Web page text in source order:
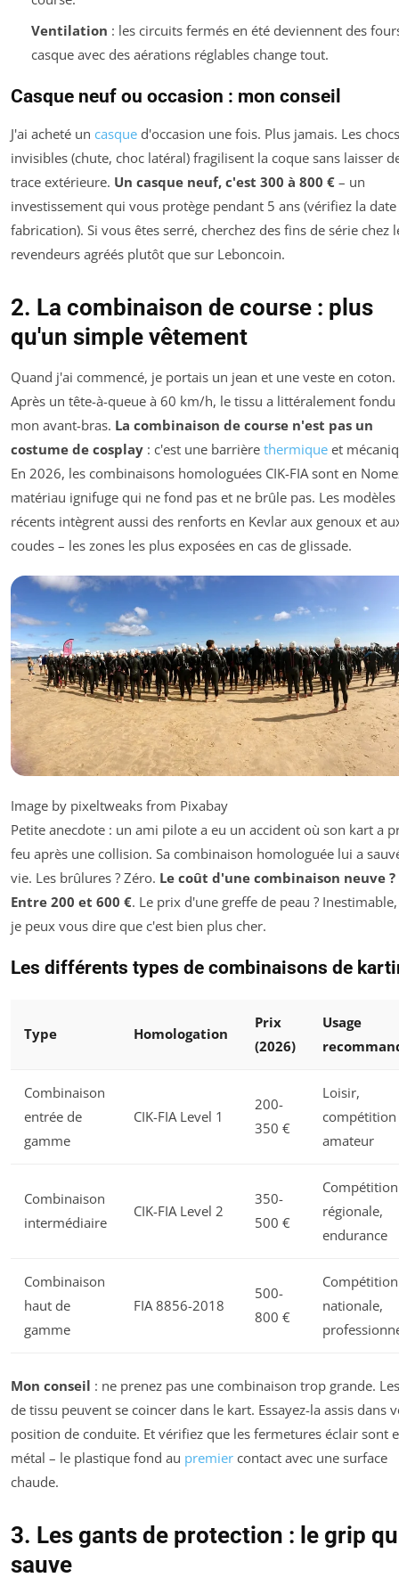
Ventilation : les circuits fermés en été deviennent des
casque avec des aérations réglables change tout.
Casque neuf ou occasion : mon conseil
J'ai acheté un casque d'occasion une fois. Plus jamais. Les chocs
invisibles (chute, choc latéral) fragilisent la coque sans laisser
trace extérieure. Un casque neuf, c'est 300 à 800 € – un
investissement qui vous protège pendant 5 ans (vérifiez la
fabrication). Si vous êtes serré, cherchez des fins de série chez
revendeurs agréés plutôt que sur Leboncoin.
2. La combinaison de course : plus
qu'un simple vêtement
Quand j'ai commencé, je portais un jean et une veste en coton.
Après un tête-à-queue à 60 km/h, le tissu a littéralement fondu
mon avant-bras. La combinaison de course n'est pas un
costume de cosplay : c'est une barrière thermique et
En 2026, les combinaisons homologuées CIK-FIA sont en
matériau ignifuge qui ne fond pas et ne brûle pas. Les modèles
récents intègrent aussi des renforts en Kevlar aux genoux et
coudes – les zones les plus exposées en cas de glissade.
Image by pixeltweaks from Pixabay
Petite anecdote : un ami pilote a eu un accident où son kart a
feu après une collision. Sa combinaison homologuée lui a
vie. Les brûlures ? Zéro. Le coût d'une combinaison neuve ?
Entre 200 et 600 €. Le prix d'une greffe de peau ?
je peux vous dire que c'est bien plus cher.
Les différents types de combinaisons de
Type Homologation
Prix
(2026)
Usage
Combinaison
entrée de
gamme
CIK-FIA Level 1
200-
350 €
Loisir,
compétition
amateur
Combinaison
intermédiaire
CIK-FIA Level 2
350-
500 €
Compétition
régionale,
endurance
Combinaison
haut de
gamme
FIA 8856-2018
500-
800 €
Compétition
nationale,
Mon conseil : ne prenez pas une combinaison trop grande.
de tissu peuvent se coincer dans le kart. Essayez-la assis dans
position de conduite. Et vérifiez que les fermetures éclair sont
métal – le plastique fond au premier contact avec une surface
chaude.
3. Les gants de protection : le grip
sauve